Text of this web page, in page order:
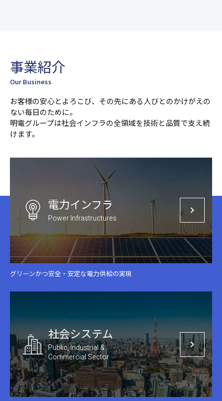
事業紹介
Our Business
お客様の安⼼とよろこび、その先にある⼈びとのかけがえの
ない毎⽇のために。
明電グループは社会インフラの全領域を技術と品質で⽀え続
けます。
電⼒インフラ
Power Infrastructures
グリーンかつ安全・安定な電力供給の実現
社会システム
Public, Industrial &
Commercial Sector